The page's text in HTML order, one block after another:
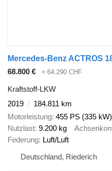
68.800 € ≈ 64.290 CHF
Kraftstoff-LKW
2019
184.811 km
Motorleistung 455 PS (335 kW)
Nutzlast 9.200 kg
Federung Luft/Luft
Deutschland, Riederich